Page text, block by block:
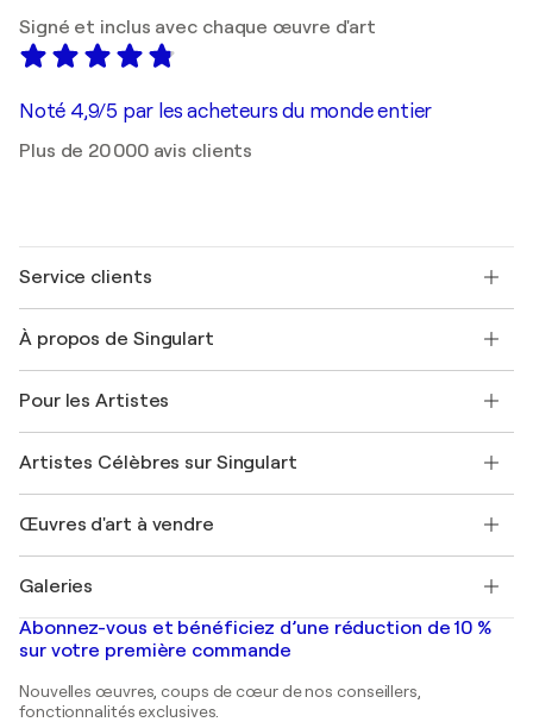
Signé et inclus avec chaque œuvre d'art
Noté 4,9/5 par les acheteurs du monde entier
Plus de 20 000 avis clients
Service clients
Expédition
Offrir une carte cadeau
Rejoignez notre programme commercial
Mon compte
+33 1 76 44 06 42
À propos de Singulart
FAQ
Magazine Singulart
Emplois
Découvrez une sélection d'art original
Pour les Artistes
Se connecter en tant qu'Artiste
Artistes Célèbres sur Singulart
Marc Chagall
Banksy
Mr. Brainwash
Shepard Fairey
Œuvres d'art à vendre
Tableaux abstraits à vendre
Peintures de paysage
Estampes
Peintures acryliques
Galeries
Galeries d'art en France
Galeries d'art en Belgique
Abonnez-vous et bénéficiez d’une réduction de 10 %
sur votre première commande
Nouvelles œuvres, coups de cœur de nos conseillers,
fonctionnalités exclusives.